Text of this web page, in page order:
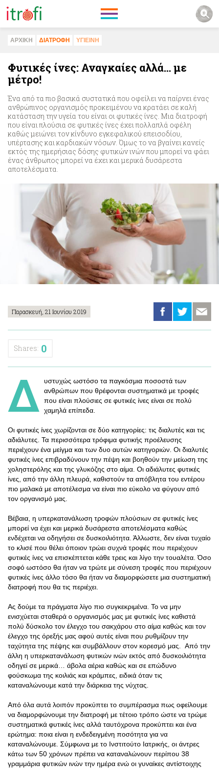
ΑΡΧΙΚΗ ΔΙΑΤΡΟΦΗ ΥΓΙΕΙΝΗ
Φυτικές ίνες: Αναγκαίες αλλά… με
μέτρο!
Ένα από τα πιο βασικά συστατικά που οφείλει να παίρνει ένας
ανθρώπινος οργανισμός προκειμένου να κρατάει σε καλή
κατάσταση την υγεία του είναι οι φυτικές ίνες. Μια διατροφή
που είναι πλούσια σε φυτικές ίνες έχει πολλαπλά οφέλη
καθώς μειώνει τον κίνδυνο εγκεφαλικού επεισοδίου,
υπέρτασης και καρδιακών νόσων. Όμως το να βγαίνει κανείς
εκτός της ημερήσιας δόσης φυτικών ινών που μπορεί να φάει
ένας άνθρωπος μπορεί να έχει και μερικά δυσάρεστα
αποτελέσματα.
Παρασκευή, 21 Ιουνίου 2019
Shares: 0
Δ
υστυχώς ωστόσο τα παγκόσμια ποσοστά των
ανθρώπων που θρέφονται συστηματικά με τροφές
που είναι πλούσιες σε φυτικές ίνες είναι σε πολύ
χαμηλά επίπεδα.
Οι φυτικές ίνες χωρίζονται σε δύο κατηγορίες: τις διαλυτές και τις
αδιάλυτες. Τα περισσότερα τρόφιμα φυτικής προέλευσης
περιέχουν ένα μείγμα και των δυο αυτών κατηγοριών. Οι διαλυτές
φυτικές ίνες επιβραδύνουν την πέψη και βοηθούν την μείωση της
χοληστερόλης και της γλυκόζης στο αίμα. Οι αδιάλυτες φυτικές
ίνες, από την άλλη πλευρά, καθιστούν τα απόβλητα του εντέρου
πιο μαλακά με αποτέλεσμα να είναι πιο εύκολο να φύγουν από
τον οργανισμό μας.
Βέβαια, η υπερκατανάλωση τροφών πλούσιων σε φυτικές ίνες
μπορεί να έχει και μερικά δυσάρεστα αποτελέσματα καθώς
ενδέχεται να οδηγήσει σε δυσκοιλιότητα. Άλλωστε, δεν είναι τυχαίο
το κλισέ που θέλει όποιον τρώει συχνά τροφές που περιέχουν
φυτικές ίνες να επισκέπτεται κάθε τρεις και λίγο την τουαλέτα. Όσο
σοφό ωστόσο θα ήταν να τρώτε με σύνεση τροφές που περιέχουν
φυτικές ίνες άλλο τόσο θα ήταν να διαμορφώσετε μια συστηματική
διατροφή που θα τις περιέχει.
Ας δούμε τα πράγματα λίγο πιο συγκεκριμένα. Το να μην
ενισχύεται σταθερά ο οργανισμός μας με φυτικές ίνες καθιστά
πολύ δύσκολο τον έλεγχο του σακχάρου στο αίμα καθώς και τον
έλεγχο της όρεξής μας αφού αυτές είναι που ρυθμίζουν την
ταχύτητα της πέψης και συμβάλλουν στον κορεσμό μας. Από την
άλλη η υπερκατανάλωση φυτικών ινών εκτός από δυσκοιλιότητα
οδηγεί σε μερικά… άβολα αέρια καθώς και σε επώδυνο
φούσκωμα της κοιλιάς και κράμπες, ειδικά όταν τις
καταναλώνουμε κατά την διάρκεια της νύχτας.
Από όλα αυτά λοιπόν προκύπτει το συμπέρασμα πως οφείλουμε
να διαμορφώνουμε την διατροφή με τέτοιο τρόπο ώστε να τρώμε
συστηματικά φυτικές ίνες αλλά ταυτόχρονα προκύπτει και ένα
ερώτημα: ποια είναι η ενδεδειγμένη ποσότητα για να
καταναλώνουμε. Σύμφωνα με το Ινστιτούτο Ιατρικής, οι άντρες
κάτω των 50 χρόνων πρέπει να καταναλώνουν περίπου 38
γραμμάρια φυτικών ινών την ημέρα ενώ οι γυναίκες αντίστοιχης